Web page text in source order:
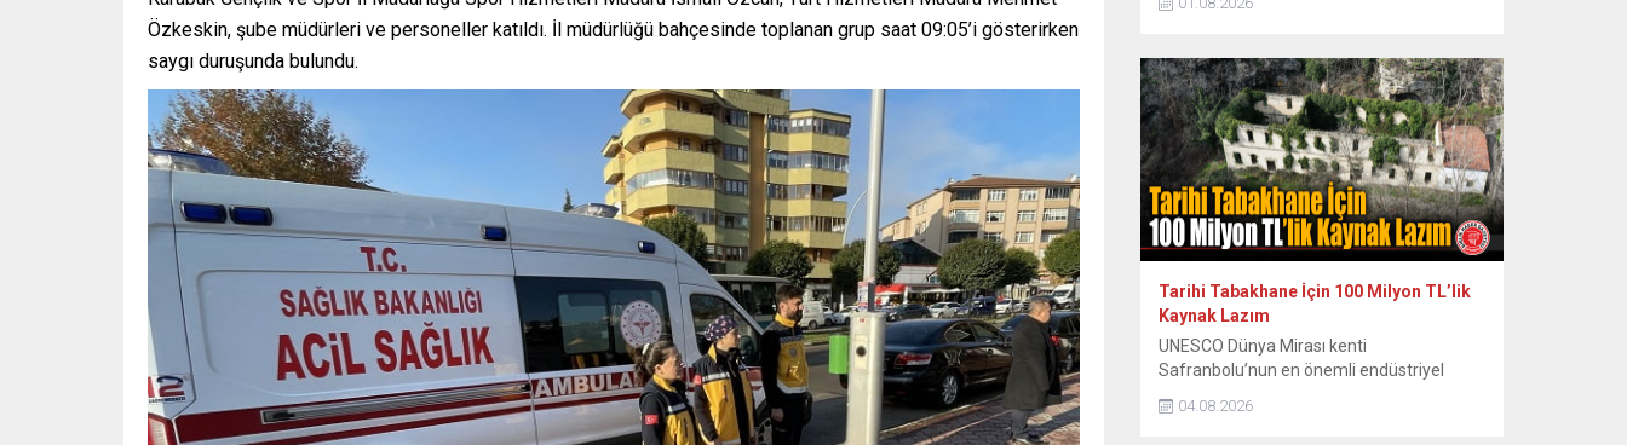
Özkeskin, şube müdürleri ve personeller katıldı. İl müdürlüğü bahçesinde toplanan grup saat 09:05’i gösterirken
saygı duruşunda bulundu.
dışında yaşayan vatandaşlara yönelik
ulaştırılması amacıyla “WhatsApp” kanalı
açtıklarını duyurdu. Sırakaya, sosyal medya
hesabından yaptığı açıklamada,
WhatsApp’ın toplu mesajlaşma
uygulamalarına ilişkin koşulları nedeniyle
hesabına getirilen sınırlandırma sonrasında
yeni bir iletişim kanalını devreye aldıklarını
bildirdi....
Tarihi Tabakhane İçin 100 Milyon TL’lik
Kaynak Lazım
UNESCO Dünya Mirası kenti
Safranbolu’nun en önemli endüstriyel
miraslarından biri olan tarihi Eski
Tabakhane Binası’nın rölöve, restitüsyon
04.08.2026